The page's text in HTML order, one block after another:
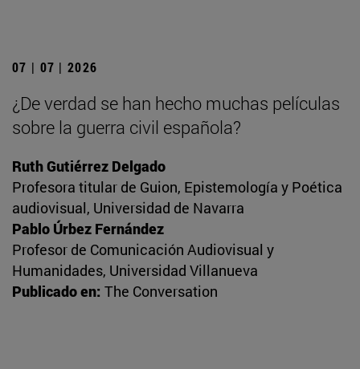
07 | 07 | 2026
¿De verdad se han hecho muchas películas
sobre la guerra civil española?
Ruth Gutiérrez Delgado
Profesora titular de Guion, Epistemología y Poética
audiovisual, Universidad de Navarra
Pablo Úrbez Fernández
Profesor de Comunicación Audiovisual y
Humanidades, Universidad Villanueva
Publicado en: The Conversation